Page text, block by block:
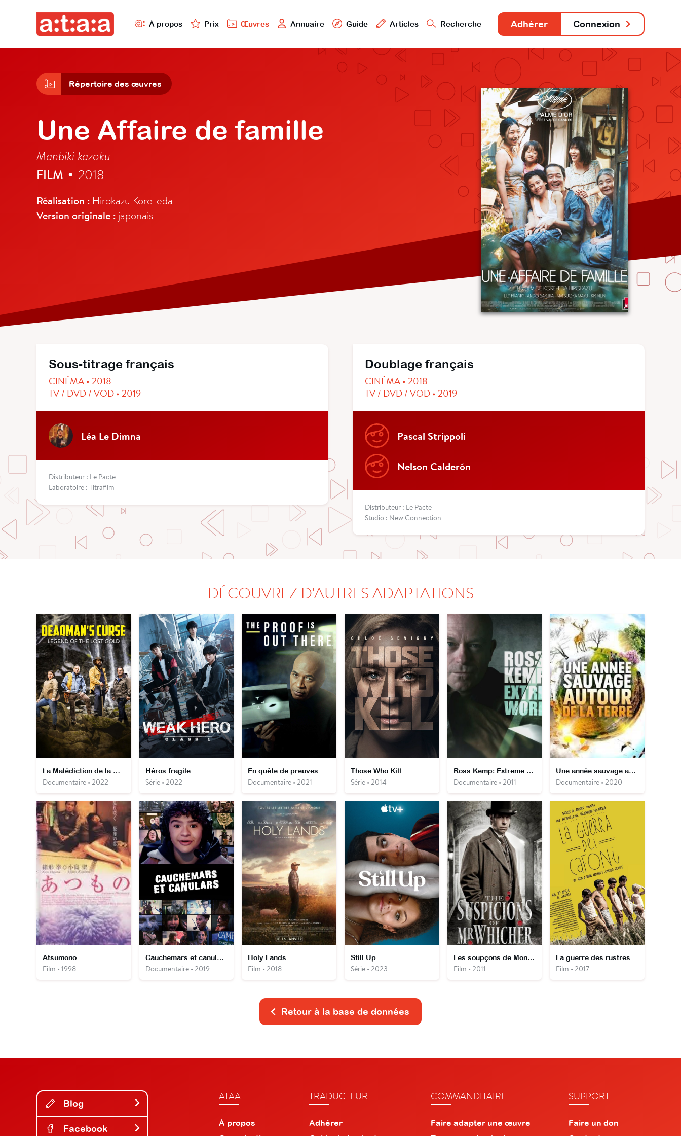
À propos Prix Œuvres Annuaire Guide Articles Recherche Adhérer Connexion
Répertoire des œuvres
Une Affaire de famille
Manbiki kazoku
FILM • 2018
Réalisation : Hirokazu Kore-eda
Version originale : japonais
Sous-titrage français
CINÉMA • 2018
TV / DVD / VOD • 2019
Léa Le Dimna
Distributeur : Le Pacte
Laboratoire : Titrafilm
Doublage français
CINÉMA • 2018
TV / DVD / VOD • 2019
Pascal Strippoli
Nelson Calderón
Distributeur : Le Pacte
Studio : New Connection
DÉCOUVREZ D'AUTRES ADAPTATIONS
La Malédiction de la mine perdue
Documentaire • 2022
Héros fragile
Série • 2022
En quête de preuves
Documentaire • 2021
Those Who Kill
Série • 2014
Ross Kemp: Extreme World
Documentaire • 2011
Une année sauvage autour de la Terre
Documentaire • 2020
Atsumono
Film • 1998
Cauchemars et canulars
Documentaire • 2019
Holy Lands
Film • 2018
Still Up
Série • 2023
Les soupçons de Monsieur Whicher
Film • 2011
La guerre des rustres
Film • 2017
Retour à la base de données
Blog
Facebook
ATAA
À propos
TRADUCTEUR
Adhérer
COMMANDITAIRE
Faire adapter une œuvre
SUPPORT
Faire un don